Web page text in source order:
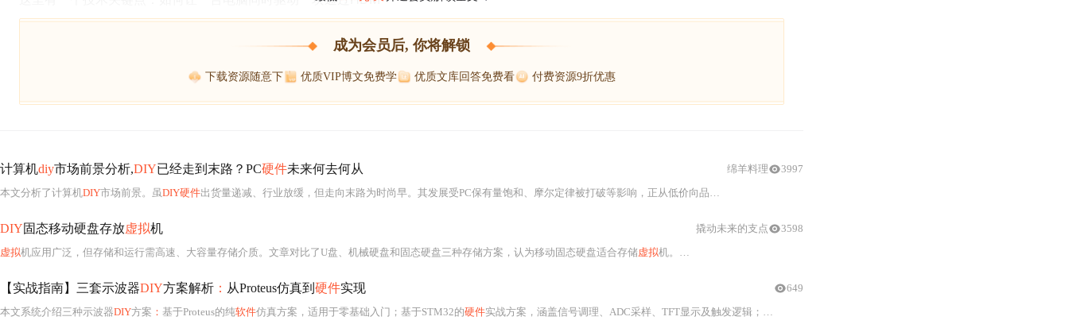
成为会员后, 你将解锁
下载资源随意下 优质VIP博文免费学 优质文库回答免费看 付费资源9折优惠
计算机diy市场前景分析,DIY已经走到末路？PC硬件未来何去何从
本文分析了计算机DIY市场前景。虽DIY硬件出货量递减、行业放缓，但走向末路为时尚早。其发展受PC保有量饱和、摩尔定律被打破等影响，正从低价向品质转型。挖矿潮扰乱市场，而电竞、个性化需求推动
绵羊料理 3997
DIY固态移动硬盘存放虚拟机
虚拟机应用广泛，但存储和运行需高速、大容量存储介质。文章对比了U盘、机械硬盘和固态硬盘三种存储方案，认为移动固态硬盘适合存储虚拟机。还给出
撬动未来的支点 3598
【实战指南】三套示波器DIY方案解析 ： 从Proteus仿真到 硬件实现
本文系统介绍三种示波器DIY方案 ： 基于Proteus的纯软件仿真方案，适用于零基础入门；基于STM32的硬件实战方案，涵盖信号调理、ADC采样、TFT显示及触发逻辑；以及基于ATmega64的完整产品级方案，含专业模拟前端、外置高速ADC
649